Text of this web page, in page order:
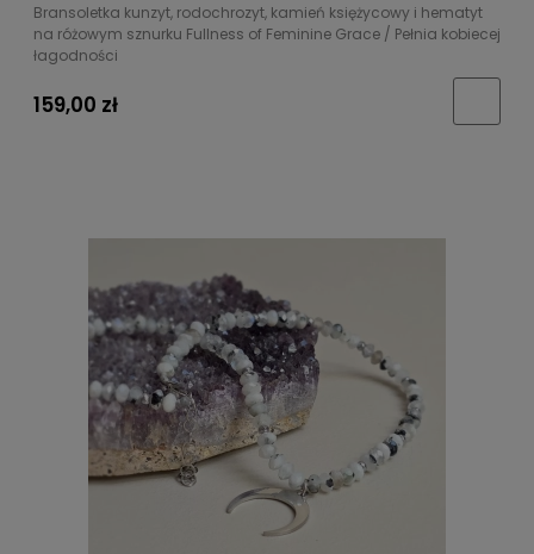
Bransoletka kunzyt, rodochrozyt, kamień księżycowy i hematyt
na różowym sznurku Fullness of Feminine Grace / Pełnia kobiecej
łagodności
159,00 zł